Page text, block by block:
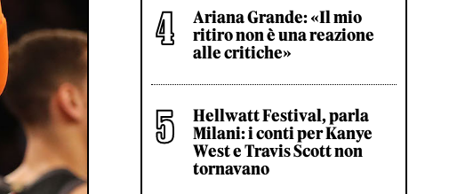
Ariana Grande: «Il mio
ritiro non è una reazione
alle critiche»
Hellwatt Festival, parla
Milani: i conti per Kanye
West e Travis Scott non
tornavano